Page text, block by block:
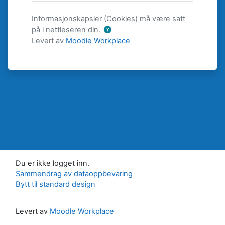
Informasjonskapsler (Cookies) må være satt
på i nettleseren din.
Levert av Moodle Workplace
Du er ikke logget inn.
Sammendrag av dataoppbevaring
Bytt til standard design
Levert av Moodle Workplace